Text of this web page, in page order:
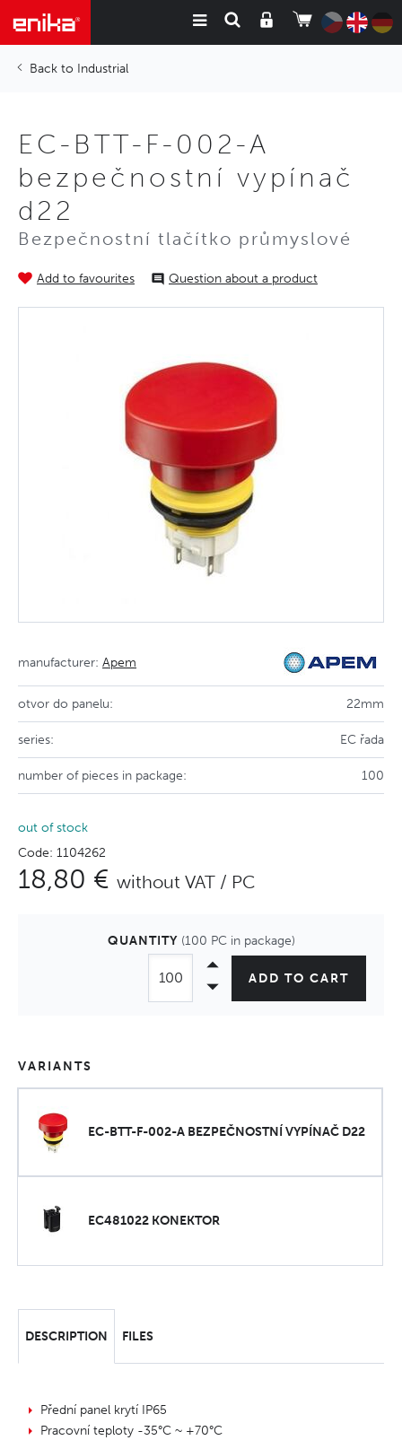
Industrial
EC-BTT-F-002-A
bezpečnostní vypínač
d22
Bezpečnostní tlačítko průmyslové
Add to favourites Question about a product
manufacturer: Apem
otvor do panelu: 22mm
series: EC řada
number of pieces in package: 100
out of stock
Code: 1104262
18,80 € without VAT / PC
QUANTITY (100 PC in package)
ADD TO CART
VARIANTS
EC-BTT-F-002-A BEZPEČNOSTNÍ VYPÍNAČ D22
EC481022 KONEKTOR
DESCRIPTION FILES
Přední panel krytí IP65
Pracovní teploty -35°C ~ +70°C